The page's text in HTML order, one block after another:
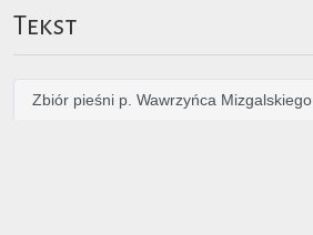
Tekst
Zbiór pieśni p. Wawrzyńca Mizgalskiego